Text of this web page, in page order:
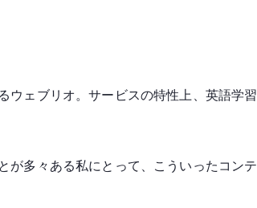
ェブリオ。サービスの特性上、英語学
が多々ある私にとって、こういったコン